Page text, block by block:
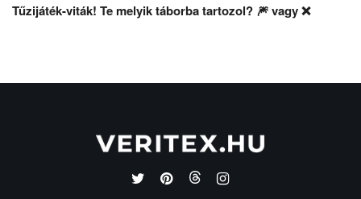
Tűzijáték-viták! Te melyik táborba tartozol? 🎆 vagy ❌